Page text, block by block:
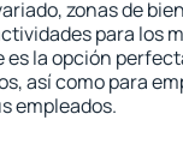
zonas de
para los
es la opción
así como para
empleados.